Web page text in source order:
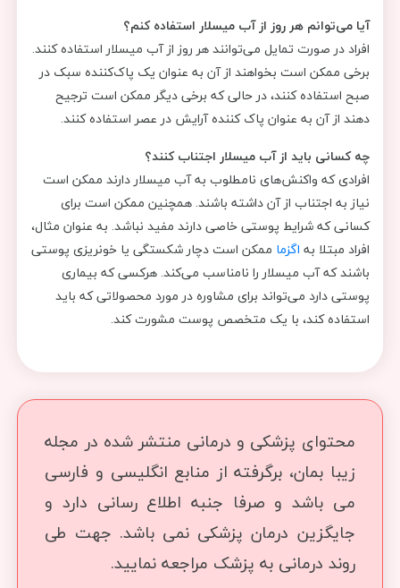
آیا می‌توانم هر روز از آب میسلار استفاده کنم؟
افراد در صورت تمایل می‌توانند هر روز از آب میسلار استفاده کنند.
برخی ممکن است بخواهند از آن به عنوان یک پاک‌کننده سبک در
صبح استفاده کنند، در حالی که برخی دیگر ممکن است ترجیح
دهند از آن به عنوان پاک کننده آرایش در عصر استفاده کنند.
چه کسانی باید از آب میسلار اجتناب کنند؟
افرادی که واکنش‌های نامطلوب به آب میسلار دارند ممکن است
نیاز به اجتناب از آن داشته باشند. همچنین ممکن است برای
کسانی که شرایط پوستی خاصی دارند مفید نباشد. به عنوان مثال،
افراد مبتلا به اگزما ممکن است دچار شکستگی یا خونریزی پوستی
باشند که آب میسلار را نامناسب می‌کند. هرکسی که بیماری
پوستی دارد می‌تواند برای مشاوره در مورد محصولاتی که باید
استفاده کند، با یک متخصص پوست مشورت کند.
محتوای پزشکی و درمانی منتشر شده در مجله
زیبا بمان، برگرفته از منابع انگلیسی و فارسی
می باشد و صرفا جنبه اطلاع رسانی دارد و
جایگزین درمان پزشکی نمی باشد. جهت طی
روند درمانی به پزشک مراجعه نمایید.